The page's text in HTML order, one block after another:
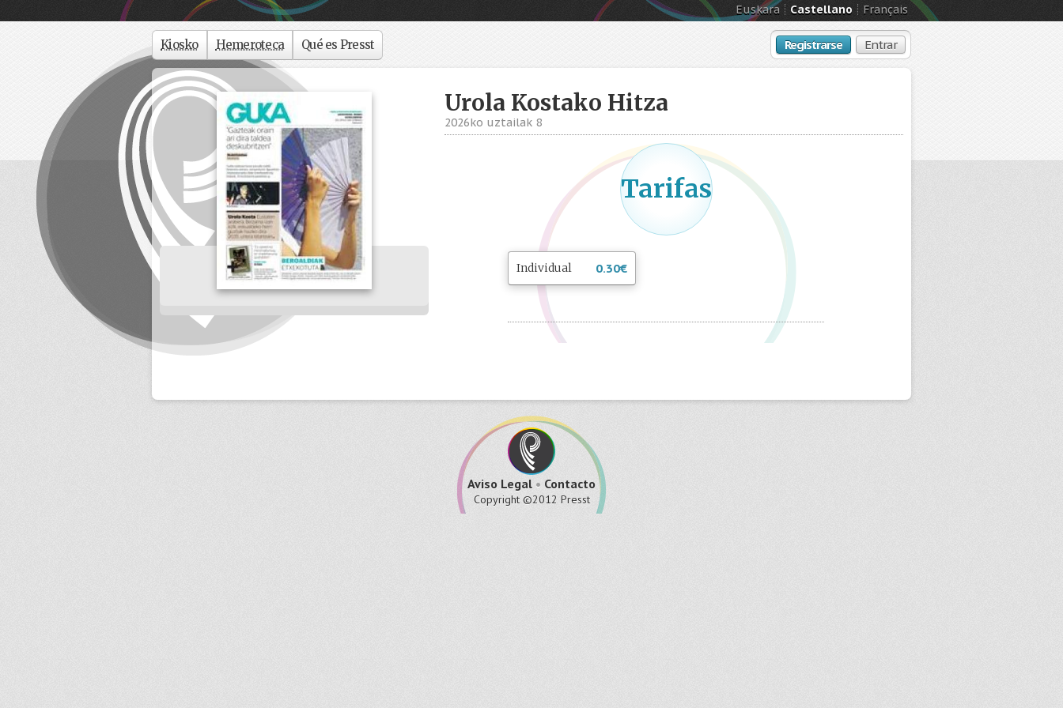
Euskara Castellano Français
Kiosko Hemeroteca Qué es Presst Registrarse Entrar
Urola Kostako Hitza
2026ko uztailak 8
Tarifas
Individual 0.30€
Aviso Legal • Contacto
Copyright ©2012 Presst